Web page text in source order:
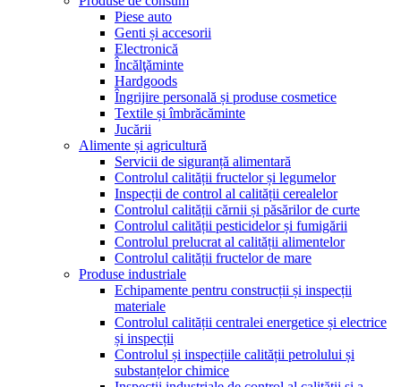
Piese auto
Genti și accesorii
Electronică
Încălţăminte
Hardgoods
Îngrijire personală și produse cosmetice
Textile și îmbrăcăminte
Jucării
Alimente și agricultură
Servicii de siguranță alimentară
Controlul calității fructelor și legumelor
Inspecții de control al calității cerealelor
Controlul calității cărnii și păsărilor de curte
Controlul calității pesticidelor și fumigării
Controlul prelucrat al calității alimentelor
Controlul calității fructelor de mare
Produse industriale
Echipamente pentru construcții și inspecții
materiale
Controlul calității centralei energetice și electrice
și inspecții
Controlul și inspecțiile calității petrolului și
substanțelor chimice